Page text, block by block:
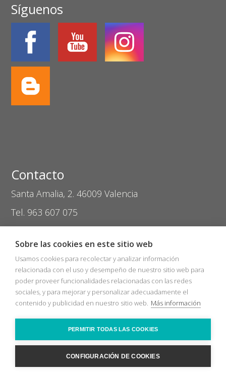
Síguenos
Contacto
Santa Amalia, 2. 46009 Valencia
Tel. 963 607 075
Inicio Catálogos
Nuevos Socios
2026 © Sociedad Cooperativa Coptival Zas VisiónNota legal
Política
Sobre las cookies en este sitio web
Usamos cookies para recolectar y analizar información
relacionada con el uso y desempeño de nuestro sitio web para
poder proveer funcionalidades relacionadas con las redes
sociales, y para mejorar y personalizar adecuadamente el
contenido y publicidad en nuestro sitio web. Más información
PERMITIR TODAS LAS COOKIES
CONFIGURACIÓN DE COOKIES